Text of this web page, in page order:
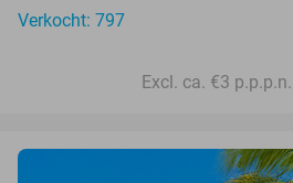
Verkocht: 797
Excl. ca. €3